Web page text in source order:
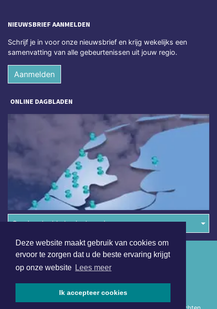
Deze website maakt gebruik van cookies om
ervoor te zorgen dat u de beste ervaring krijgt
op onze website Lees meer
Ik accepteer cookies
NIEUWSBRIEF AANMELDEN
Schrijf je in voor onze nieuwsbrief en krijg wekelijks een
samenvatting van alle gebeurtenissen uit jouw regio.
Aanmelden
ONLINE DAGBLADEN
Overige dagbladen in de regio
Algemene voorwaarden
Disclaimer